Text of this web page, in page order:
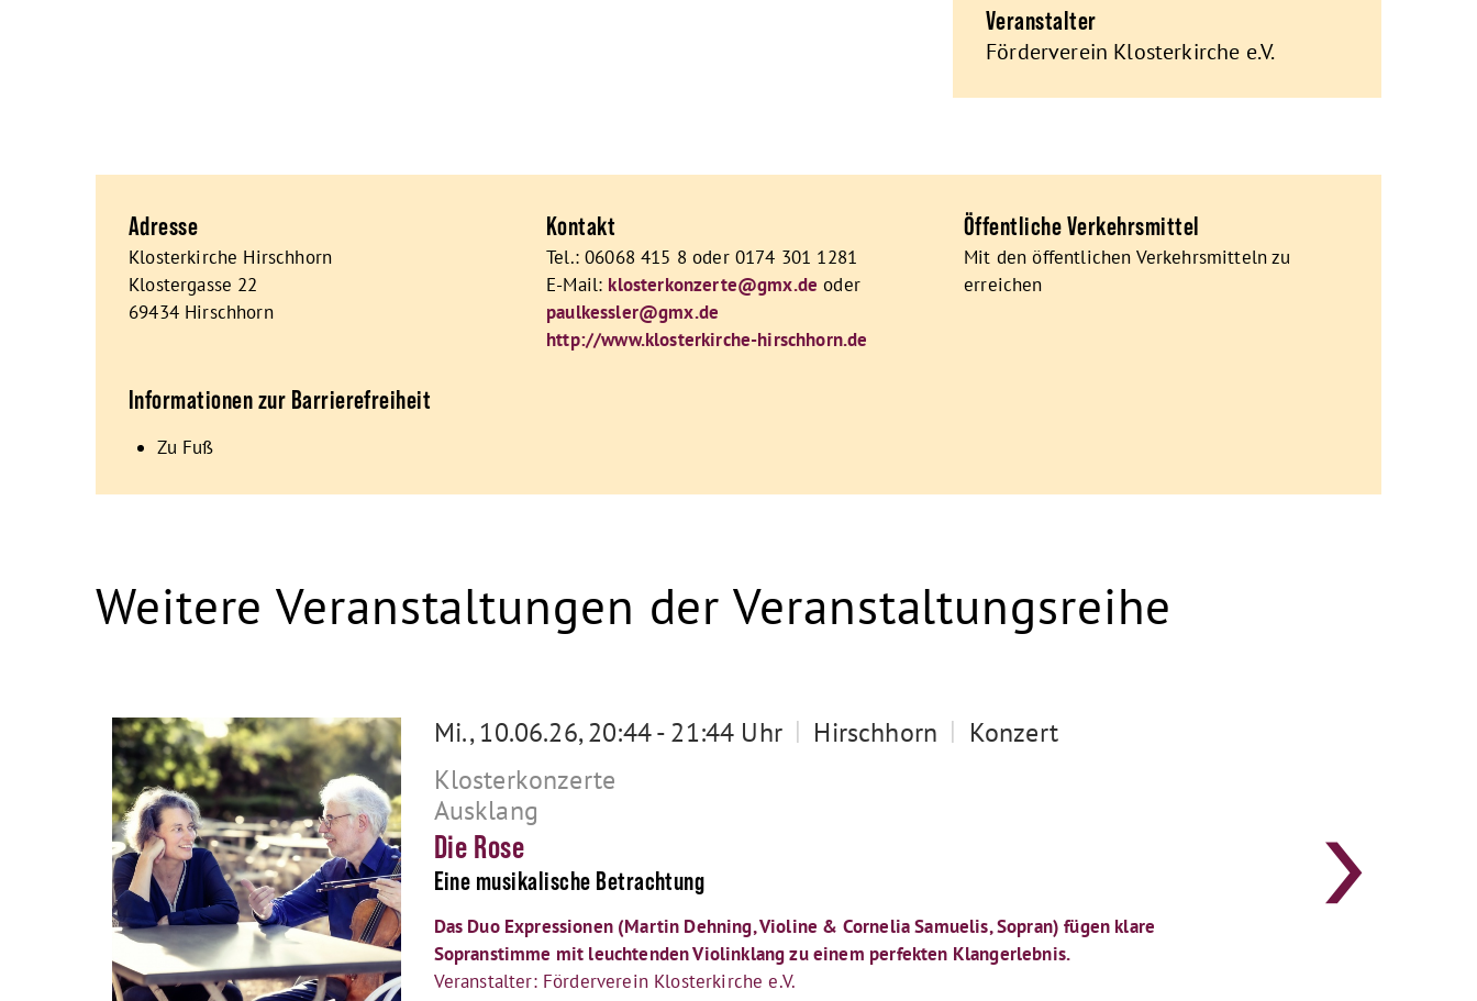
Veranstalter
Förderverein Klosterkirche e.V.
Adresse
Klosterkirche Hirschhorn
Klostergasse 22
69434 Hirschhorn
Kontakt
Tel.: 06068 415 8 oder 0174 301 1281
E-Mail: klosterkonzerte@gmx.de oder
paulkessler@gmx.de
http://www.klosterkirche-hirschhorn.de
Öffentliche Verkehrsmittel
Mit den öffentlichen Verkehrsmitteln zu
erreichen
Informationen zur Barrierefreiheit
Zu Fuß
Weitere Veranstaltungen der Veranstaltungsreihe
Mi., 10.06.26, 20:44 - 21:44 Uhr | Hirschhorn | Konzert
Klosterkonzerte
Ausklang
Die Rose
Eine musikalische Betrachtung
Das Duo Expressionen (Martin Dehning, Violine & Cornelia Samuelis, Sopran) fügen klare
Sopranstimme mit leuchtenden Violinklang zu einem perfekten Klangerlebnis.
Veranstalter: Förderverein Klosterkirche e.V.